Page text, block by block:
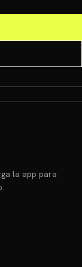
la app para